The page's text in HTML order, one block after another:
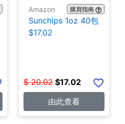
Amazon 購買指南
Sunchips 1oz 40包
$17.02
$ 20.02 $17.02
由此查看